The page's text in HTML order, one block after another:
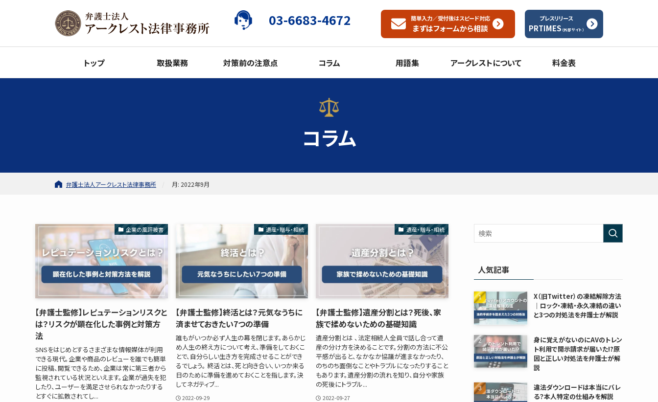
03-6683-4672 簡単入力／受付後はスピード対応
まずはフォームから相談
プレスリリース
PRTIMES （外部サイト）
トップ 取扱業務 対策前の注意点 コラム 用語集 アークレストについて 料金表
コラム
弁護士法人アークレスト法律事務所 月: 2022年9月
企業の風評被害
【弁護士監修】レピュテーションリスクと
は？リスクが顕在化した事例と対策方
法
SNSをはじめとするさまざまな情報媒体が利用
できる現代。企業や商品のレビューを誰でも簡単
に投稿、閲覧できるため、企業は常に第三者から
監視されている状況といえます。企業が過失を犯
したり、ユーザーを満足させられなかったりする
とすぐに拡散されてし...
遺産・贈与・相続
【弁護士監修】終活とは？元気なうちに
済ませておきたい7つの準備
誰もがいつか必ず人生の幕を閉じます。あらかじ
め人生の終え方について考え、準備をしておくこ
とで、自分らしい生き方を完成させることができ
るでしょう。 終活とは、死と向き合い、いつか来る
日のために準備を進めておくことを指します。決
してネガティブ...
2022-09-29
遺産・贈与・相続
【弁護士監修】遺産分割とは？死後、家
族で揉めないための基礎知識
遺産分割とは 、法定相続人全員で話し合って遺
産の分け方を決めることです。分割の方法に不公
平感が出ると、なかなか協議が進まなかったり、
のちのち面倒なことやトラブルになったりすること
もあります。遺産分割の流れを知り、自分や家族
の死後にトラブル...
2022-09-27
人気記事
X（旧Twitter）の凍結解除方法
｜ロック・凍結・永久凍結の違い
と3つの対処法を弁護士が解説
身に覚えがないのにAVのトレン
ト利用で開示請求が届いた!?原
因と正しい対処法を弁護士が解
説
違法ダウンロードは本当にバレ
る？本人特定の仕組みを解説